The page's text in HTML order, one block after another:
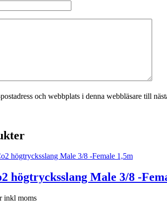
och webbplats i denna webbläsare till
högtrycksslang Male 3/8 -
inkl moms